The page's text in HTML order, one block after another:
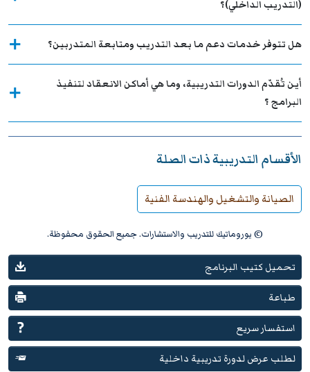
(التدريب الداخلي)؟
هل تتوفر خدمات دعم ما بعد التدريب ومتابعة المتدربين؟
أين تُقدّم الدورات التدريبية، وما هي أماكن الانعقاد لتنفيذ
البرامج ؟
الأقسام التدريبية ذات الصلة
الصيانة والتشغيل والهندسة الفنية
© يوروماتيك للتدريب والاستشارات. جميع الحقوق محفوظة.
تحميل كتيب البرنامج
طباعة
استفسار سريع
لطلب عرض لدورة تدريبية داخلية